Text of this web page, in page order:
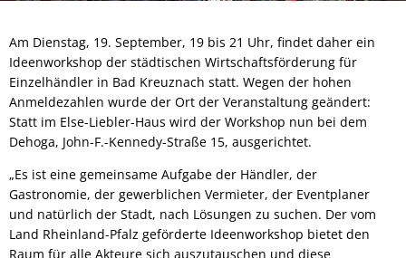
Am Dienstag, 19. September, 19 bis 21 Uhr, findet daher ein
Ideenworkshop der städtischen Wirtschaftsförderung für
Einzelhändler in Bad Kreuznach statt. Wegen der hohen
Anmeldezahlen wurde der Ort der Veranstaltung geändert:
Statt im Else-Liebler-Haus wird der Workshop nun bei dem
Dehoga, John-F.-Kennedy-Straße 15, ausgerichtet.
„Es ist eine gemeinsame Aufgabe der Händler, der
Gastronomie, der gewerblichen Vermieter, der Eventplaner
und natürlich der Stadt, nach Lösungen zu suchen. Der vom
Land Rheinland-Pfalz geförderte Ideenworkshop bietet den
Raum für alle Akteure sich auszutauschen und diese